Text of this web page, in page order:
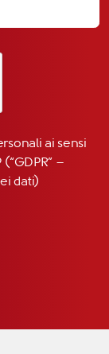
ai sensi
–
dati)